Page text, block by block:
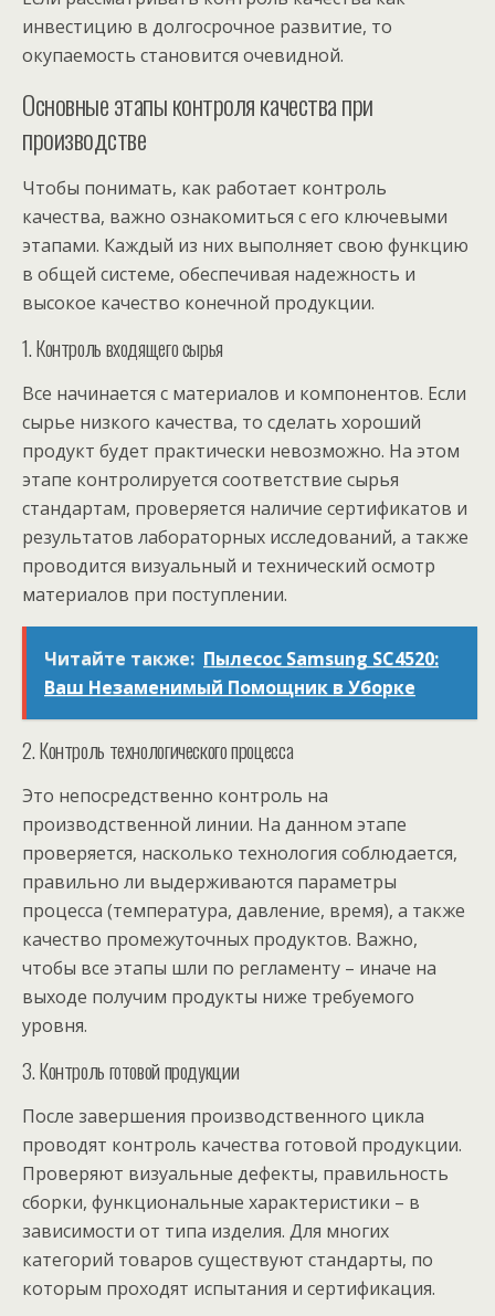
инвестицию в долгосрочное развитие, то
окупаемость становится очевидной.
Основные этапы контроля качества при
производстве
Чтобы понимать, как работает контроль
качества, важно ознакомиться с его ключевыми
этапами. Каждый из них выполняет свою функцию
в общей системе, обеспечивая надежность и
высокое качество конечной продукции.
1. Контроль входящего сырья
Все начинается с материалов и компонентов. Если
сырье низкого качества, то сделать хороший
продукт будет практически невозможно. На этом
этапе контролируется соответствие сырья
стандартам, проверяется наличие сертификатов и
результатов лабораторных исследований, а также
проводится визуальный и технический осмотр
материалов при поступлении.
Читайте также: Пылесос Samsung SC4520:
Ваш Незаменимый Помощник в Уборке
2. Контроль технологического процесса
Это непосредственно контроль на
производственной линии. На данном этапе
проверяется, насколько технология соблюдается,
правильно ли выдерживаются параметры
процесса (температура, давление, время), а также
качество промежуточных продуктов. Важно,
чтобы все этапы шли по регламенту – иначе на
выходе получим продукты ниже требуемого
уровня.
3. Контроль готовой продукции
После завершения производственного цикла
проводят контроль качества готовой продукции.
Проверяют визуальные дефекты, правильность
сборки, функциональные характеристики – в
зависимости от типа изделия. Для многих
категорий товаров существуют стандарты, по
которым проходят испытания и сертификация.